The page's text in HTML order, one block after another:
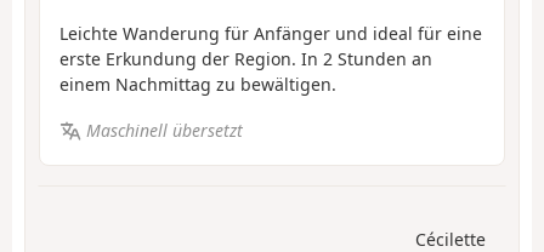
Leichte Wanderung für Anfänger und ideal für eine
erste Erkundung der Region. In 2 Stunden an
einem Nachmittag zu bewältigen.
Maschinell übersetzt
Cécilette